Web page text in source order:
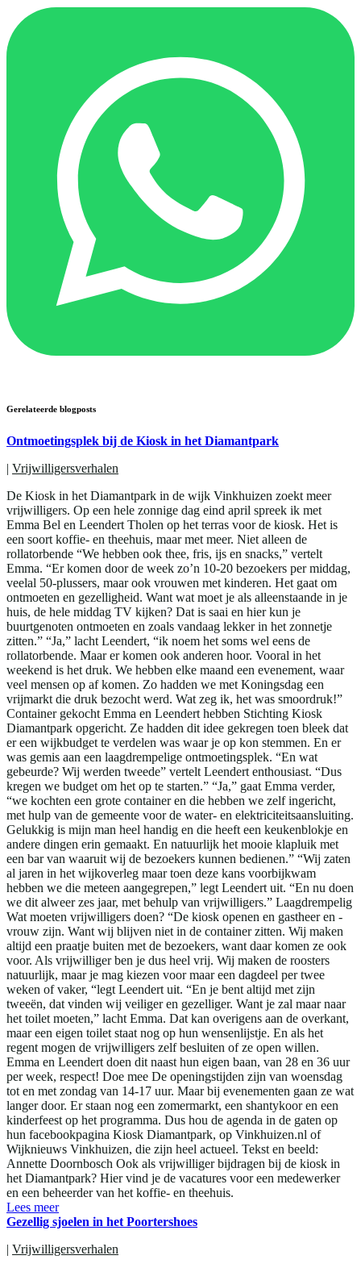
Gerelateerde blogposts
Ontmoetingsplek bij de Kiosk in het Diamantpark
| Vrijwilligersverhalen
De Kiosk in het Diamantpark in de wijk Vinkhuizen zoekt meer
vrijwilligers. Op een hele zonnige dag eind april spreek ik met
Emma Bel en Leendert Tholen op het terras voor de kiosk. Het is
een soort koffie- en theehuis, maar met meer. Niet alleen de
rollatorbende “We hebben ook thee, fris, ijs en snacks,” vertelt
Emma. “Er komen door de week zo’n 10-20 bezoekers per middag,
veelal 50-plussers, maar ook vrouwen met kinderen. Het gaat om
ontmoeten en gezelligheid. Want wat moet je als alleenstaande in je
huis, de hele middag TV kijken? Dat is saai en hier kun je
buurtgenoten ontmoeten en zoals vandaag lekker in het zonnetje
zitten.” “Ja,” lacht Leendert, “ik noem het soms wel eens de
rollatorbende. Maar er komen ook anderen hoor. Vooral in het
weekend is het druk. We hebben elke maand een evenement, waar
veel mensen op af komen. Zo hadden we met Koningsdag een
vrijmarkt die druk bezocht werd. Wat zeg ik, het was smoordruk!”
Container gekocht Emma en Leendert hebben Stichting Kiosk
Diamantpark opgericht. Ze hadden dit idee gekregen toen bleek dat
er een wijkbudget te verdelen was waar je op kon stemmen. En er
was gemis aan een laagdrempelige ontmoetingsplek. “En wat
gebeurde? Wij werden tweede” vertelt Leendert enthousiast. “Dus
kregen we budget om het op te starten.” “Ja,” gaat Emma verder,
“we kochten een grote container en die hebben we zelf ingericht,
met hulp van de gemeente voor de water- en elektriciteitsaansluiting.
Gelukkig is mijn man heel handig en die heeft een keukenblokje en
andere dingen erin gemaakt. En natuurlijk het mooie klapluik met
een bar van waaruit wij de bezoekers kunnen bedienen.” “Wij zaten
al jaren in het wijkoverleg maar toen deze kans voorbijkwam
hebben we die meteen aangegrepen,” legt Leendert uit. “En nu doen
we dit alweer zes jaar, met behulp van vrijwilligers.” Laagdrempelig
Wat moeten vrijwilligers doen? “De kiosk openen en gastheer en -
vrouw zijn. Want wij blijven niet in de container zitten. Wij maken
altijd een praatje buiten met de bezoekers, want daar komen ze ook
voor. Als vrijwilliger ben je dus heel vrij. Wij maken de roosters
natuurlijk, maar je mag kiezen voor maar een dagdeel per twee
weken of vaker, “legt Leendert uit. “En je bent altijd met zijn
tweeën, dat vinden wij veiliger en gezelliger. Want je zal maar naar
het toilet moeten,” lacht Emma. Dat kan overigens aan de overkant,
maar een eigen toilet staat nog op hun wensenlijstje. En als het
regent mogen de vrijwilligers zelf besluiten of ze open willen.
Emma en Leendert doen dit naast hun eigen baan, van 28 en 36 uur
per week, respect! Doe mee De openingstijden zijn van woensdag
tot en met zondag van 14-17 uur. Maar bij evenementen gaan ze wat
langer door. Er staan nog een zomermarkt, een shantykoor en een
kinderfeest op het programma. Dus hou de agenda in de gaten op
hun facebookpagina Kiosk Diamantpark, op Vinkhuizen.nl of
Wijknieuws Vinkhuizen, die zijn heel actueel. Tekst en beeld:
Annette Doornbosch Ook als vrijwilliger bijdragen bij de kiosk in
het Diamantpark? Hier vind je de vacatures voor een medewerker
en een beheerder van het koffie- en theehuis.
Lees meer
Gezellig sjoelen in het Poortershoes
| Vrijwilligersverhalen